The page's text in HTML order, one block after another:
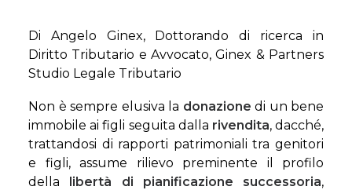
Di Angelo Ginex, Dottorando di ricerca in
Diritto Tributario e Avvocato, Ginex & Partners
Studio Legale Tributario
Non è sempre elusiva la donazione di un bene
immobile ai figli seguita dalla rivendita, dacché,
trattandosi di rapporti patrimoniali tra genitori
e figli, assume rilievo preminente il profilo
della libertà di pianificazione successoria,